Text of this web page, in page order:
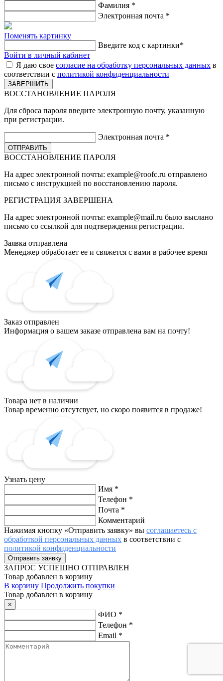
Фамилия *
Электронная почта *
Поменять картинку
Введите код с картинки*
Войти в личный кабинет
Я даю свое согласие на обработку персональных данных в
соответствии с политикой конфиденциальности
ВОССТАНОВЛЕНИЕ ПАРОЛЯ
Для сброса пароля введите электронную почту, указанную
при регистрации.
Электронная почта *
ВОССТАНОВЛЕНИЕ ПАРОЛЯ
На адрес электронной почты: example@roofc.ru отправлено
письмо с инструкцией по восстановлению пароля.
РЕГИСТРАЦИЯ ЗАВЕРШЕНА
На адрес электронной почты: example@mail.ru было выслано
письмо со ссылкой для подтверждения регистрации.
Заявка отправлена
Менеджер обработает ее и свяжется с вами в рабочее время
Заказ отправлен
Информация о вашем заказе отправлена вам на почту!
Товара нет в наличии
Товар временно отсутсвует, но скоро появится в продаже!
Узнать цену
Имя *
Телефон *
Почта *
Комментарий
Нажимая кнопку «Отправить заявку» вы соглашаетесь с
обработкой персональных данных в соответствии с
политикой конфиденциальности
ЗАПРОС УСПЕШНО ОТПРАВЛЕН
Товар добавлен в корзину
В корзину Продолжить покупки
Товар добавлен в корзину
×
ФИО *
Телефон *
Email *